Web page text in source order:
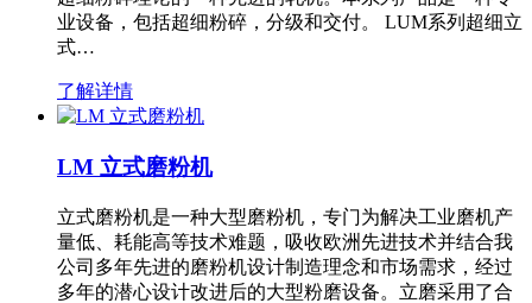
业设备，包括超细粉碎，分级和交付。 LUM系列超细立
式…
了解详情
LM 立式磨粉机
立式磨粉机是一种大型磨粉机，专门为解决工业磨机产
量低、耗能高等技术难题，吸收欧洲先进技术并结合我
公司多年先进的磨粉机设计制造理念和市场需求，经过
多年的潜心设计改进后的大型粉磨设备。立磨采用了合